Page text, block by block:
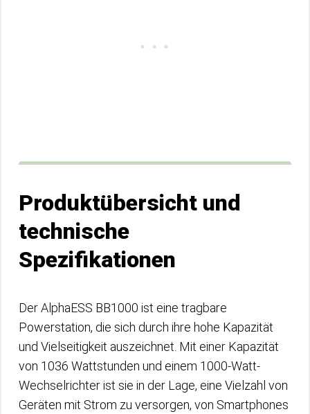
Produktübersicht und
technische
Spezifikationen
Der AlphaESS BB1000 ist eine tragbare
Powerstation, die sich durch ihre hohe Kapazität
und Vielseitigkeit auszeichnet. Mit einer Kapazität
von 1036 Wattstunden und einem 1000-Watt-
Wechselrichter ist sie in der Lage, eine Vielzahl von
Geräten mit Strom zu versorgen, von Smartphones